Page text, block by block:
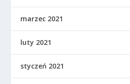
marzec 2021
luty 2021
styczeń 2021